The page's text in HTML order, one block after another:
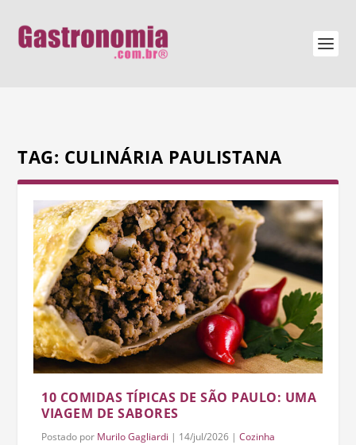
TAG: CULINÁRIA PAULISTANA
10 COMIDAS TÍPICAS DE SÃO PAULO: UMA
VIAGEM DE SABORES
Postado por Murilo Gagliardi | 14/jul/2026 |Cozinha